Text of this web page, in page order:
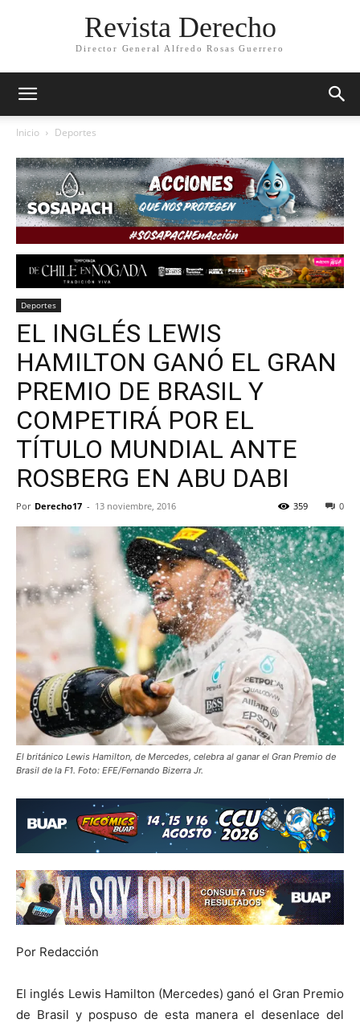
Revista Derecho
Director General Alfredo Rosas Guerrero
Inicio Deportes
Deportes
EL INGLÉS LEWIS
HAMILTON GANÓ EL GRAN
PREMIO DE BRASIL Y
COMPETIRÁ POR EL
TÍTULO MUNDIAL ANTE
ROSBERG EN ABU DABI
Por Derecho17 - 13 noviembre, 2016 0
359
El británico Lewis Hamilton, de Mercedes, celebra al ganar el Gran Premio de
Brasil de la F1. Foto: EFE/Fernando Bizerra Jr.
Por Redacción
El inglés Lewis Hamilton (Mercedes) ganó el Gran Premio
de Brasil y pospuso de esta manera el desenlace del